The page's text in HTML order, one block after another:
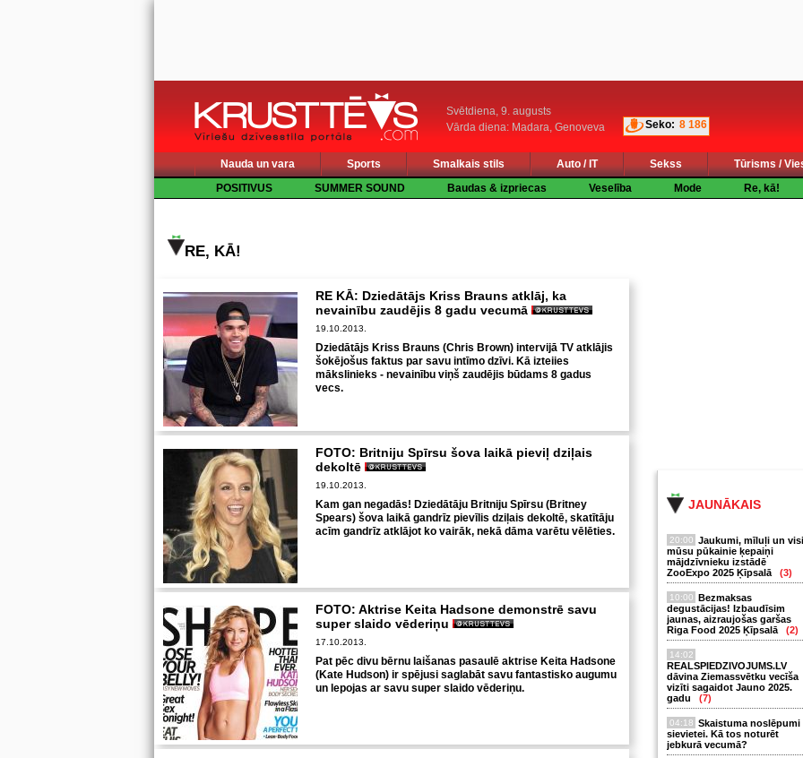
Svētdiena, 9. augusts
Vārda diena: Madara, Genoveva
Seko: 8 186
Nauda un vara Sports Smalkais stils Auto / IT Sekss
Tūrisms /
POSITIVUS
SUMMER SOUND Baudas & izpriecas Veselība Mode Re, kā!
JAUNĀKAIS
20:00 Jaukumi, mīluļi un visi
mūsu pūkainie ķepaiņi
mājdzīvnieku izstādē
ZooExpo 2025 Ķīpsalā
(3)
10:00 Bezmaksas
degustācijas! Izbaudīsim
jaunas, aizraujošas garšas
Riga Food 2025 Ķīpsalā
(2)
14:02
REALSPIEDZIVOJUMS.LV
dāvina Ziemassvētku vecīša
vizīti sagaidot Jauno 2025.
gadu
(7)
04:18 Skaistuma noslēpumi
sievietei. Kā tos noturēt
jebkurā vecumā?
RE, KĀ!
RE KĀ: Dziedātājs Kriss Brauns atklāj, ka
nevainību zaudējis 8 gadu vecumā
19.10.2013.
Dziedātājs Kriss Brauns (Chris Brown) intervijā TV atklājis
šokējošus faktus par savu intīmo dzīvi. Kā izteiies
mākslinieks - nevainību viņš zaudējis būdams 8 gadus
vecs.
FOTO: Britniju Spīrsu šova laikā pieviļ dziļais
dekoltē
19.10.2013.
Kam gan negadās! Dziedātāju Britniju Spīrsu (Britney
Spears) šova laikā gandrīz pievīlis dziļais dekoltē, skatītāju
acīm gandrīz atklājot ko vairāk, nekā dāma varētu vēlēties.
FOTO: Aktrise Keita Hadsone demonstrē savu
super slaido vēderiņu
17.10.2013.
Pat pēc divu bērnu laišanas pasaulē aktrise Keita Hadsone
(Kate Hudson) ir spējusi saglabāt savu fantastisko augumu
un lepojas ar savu super slaido vēderiņu.